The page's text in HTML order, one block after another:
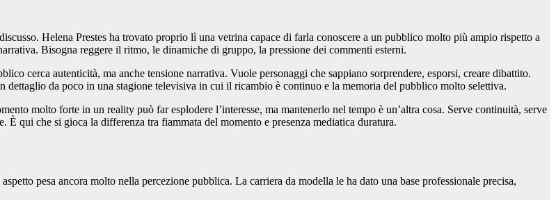
Helena Prestes ha trovato proprio lì una vetrina capace di farla conoscere a un pubblico molto più ampio rispetto a
Bisogna reggere il ritmo, le dinamiche di gruppo, la pressione dei commenti esterni.
cerca autenticità, ma anche tensione narrativa. Vuole personaggi che sappiano sorprendere, esporsi, creare dibattito.
dettaglio da poco in una stagione televisiva in cui il ricambio è continuo e la memoria del pubblico molto selettiva.
molto forte in un reality può far esplodere l’interesse, ma mantenerlo nel tempo è un’altra cosa. Serve continuità, serve
È qui che si gioca la differenza tra fiammata del momento e presenza mediatica duratura.
pesa ancora molto nella percezione pubblica. La carriera da modella le ha dato una base professionale precisa,